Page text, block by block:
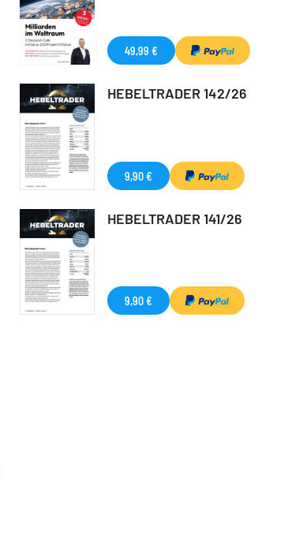
49,99 €
HEBELTRADER 142/26
9,90 €
HEBELTRADER 141/26
9,90 €